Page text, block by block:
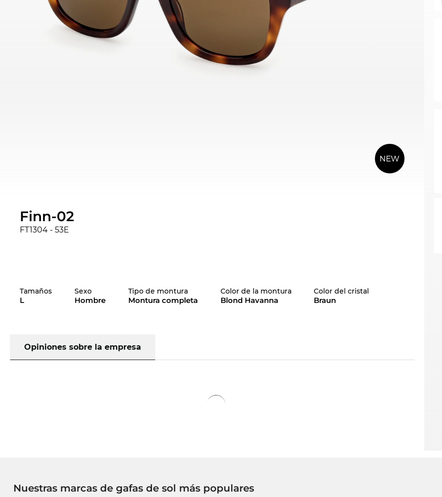
Finn-02
FT1304 - 53E
Tamaños
L
Sexo
Hombre
Tipo de montura
Montura completa
Color de la montura
Blond Havanna
Color del cristal
Braun
Opiniones sobre la empresa
Nuestras marcas de gafas de sol más populares